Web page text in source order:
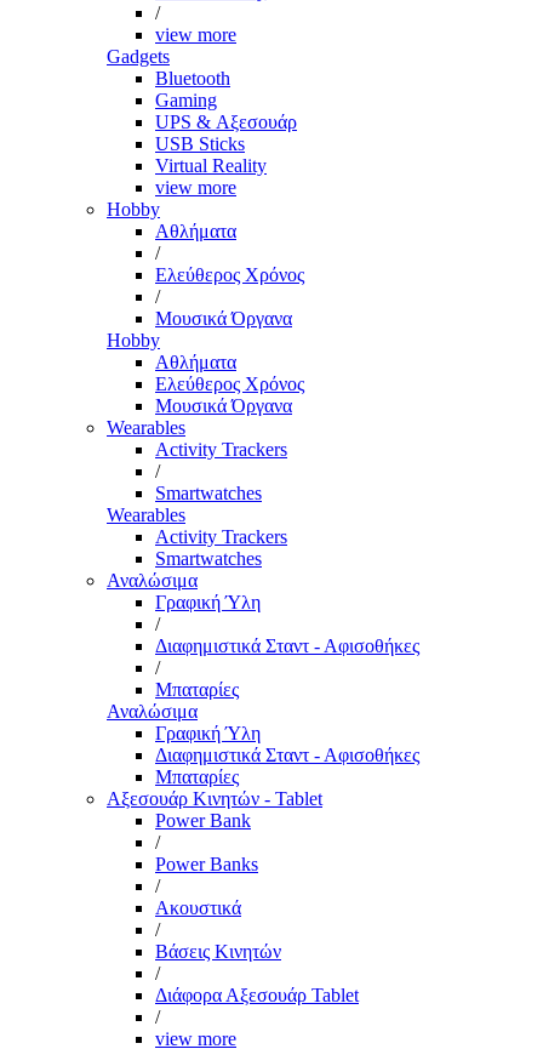
/
view more
Gadgets
Bluetooth
Gaming
UPS & Αξεσουάρ
USB Sticks
Virtual Reality
view more
Hobby
Αθλήματα
/
Ελεύθερος Χρόνος
/
Μουσικά Όργανα
Hobby
Αθλήματα
Ελεύθερος Χρόνος
Μουσικά Όργανα
Wearables
Activity Trackers
/
Smartwatches
Wearables
Activity Trackers
Smartwatches
Αναλώσιμα
Γραφική Ύλη
/
Διαφημιστικά Σταντ - Αφισοθήκες
/
Μπαταρίες
Αναλώσιμα
Γραφική Ύλη
Διαφημιστικά Σταντ - Αφισοθήκες
Μπαταρίες
Αξεσουάρ Κινητών - Tablet
Power Bank
/
Power Banks
/
Ακουστικά
/
Βάσεις Κινητών
/
Διάφορα Αξεσουάρ Tablet
/
view more